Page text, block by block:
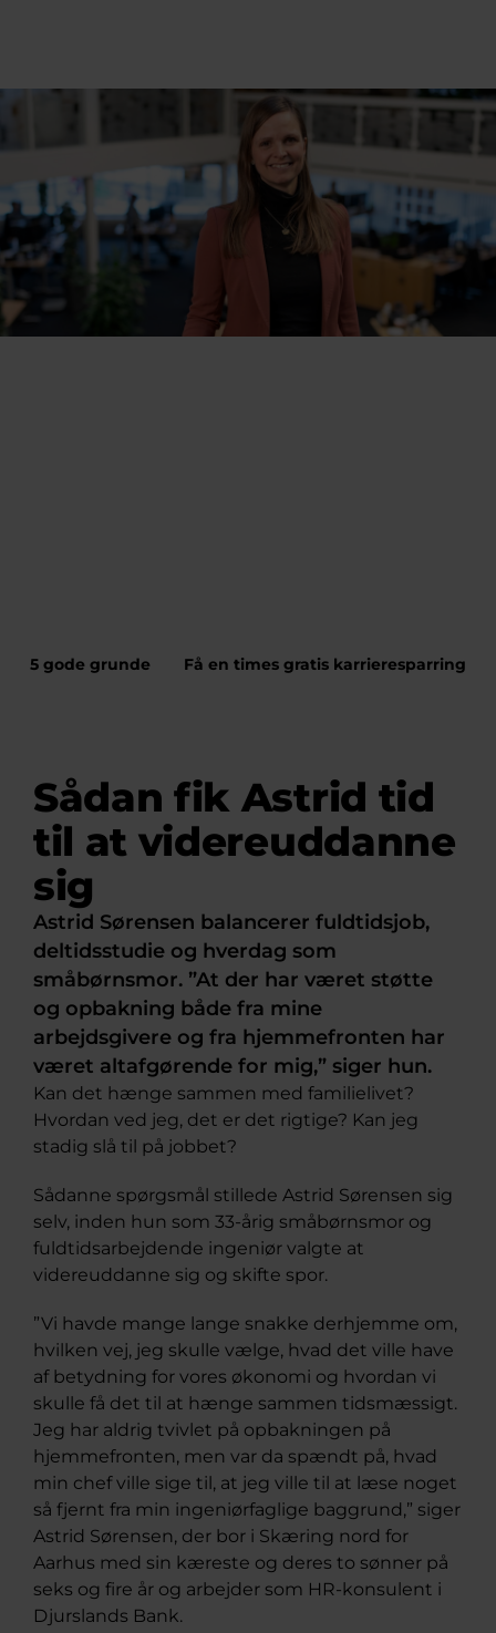
5 gode grunde Få en times gratis karrieresparring
Sådan fik Astrid tid
til at videreuddanne
sig
Astrid Sørensen balancerer fuldtidsjob,
deltidsstudie og hverdag som
småbørnsmor. ”At der har været støtte
og opbakning både fra mine
arbejdsgivere og fra hjemmefronten har
været altafgørende for mig,” siger hun.
Kan det hænge sammen med familielivet?
Hvordan ved jeg, det er det rigtige? Kan jeg
stadig slå til på jobbet?
Sådanne spørgsmål stillede Astrid Sørensen sig
selv, inden hun som 33-årig småbørnsmor og
fuldtidsarbejdende ingeniør valgte at
videreuddanne sig og skifte spor.
”Vi havde mange lange snakke derhjemme om,
hvilken vej, jeg skulle vælge, hvad det ville have
af betydning for vores økonomi og hvordan vi
skulle få det til at hænge sammen tidsmæssigt.
Jeg har aldrig tvivlet på opbakningen på
hjemmefronten, men var da spændt på, hvad
min chef ville sige til, at jeg ville til at læse noget
så fjernt fra min ingeniørfaglige baggrund,” siger
Astrid Sørensen, der bor i Skæring nord for
Aarhus med sin kæreste og deres to sønner på
seks og fire år og arbejder som HR-konsulent i
Djurslands Bank.